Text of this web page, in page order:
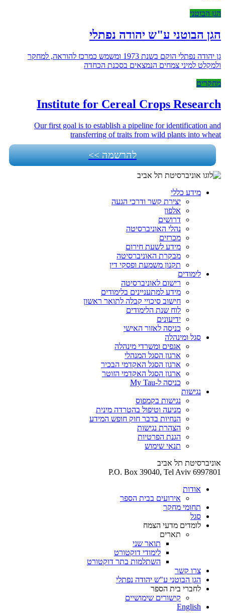
הגן הבוטני
הגן הבוטני ע"ש יהודה נפתלי
גן יהודה נפתלי הוקם בשנת 1973 ומשמש כמרכז להוראה, למחקר
ולמקלט למיני צמחים הנמצאים בסכנת הכחדה
מחקרים
Institute for Cereal Crops Research
Our first goal is to establish a pipeline for identification and
transferring of traits from wild plants into wheat
להרשמה >>
מידע כללי
יצירת קשר ודרכי הגעה
אלפון
דרושים
נהלי האוניברסיטה
מכרזים
מידע לשעת חירום
מבקרת האוניברסיטה
תקנון משמעת ופסקי דין
לימודים
רישום לאוניברסיטה
מידע למתעניינים בלימודים
חישוב סיכויי קבלה לתואר ראשון
לוח שנת הלימודים
ידיעונים
כניסה לאזור האישי
סגל ומינהלה
אגפים ומשרדי מינהלה
ארגון הסגל המנהלי
ארגון הסגל האקדמי הבכיר
ארגון הסגל האקדמי הזוטר
כניסה ל-My Tau
נגישות
נגישות בקמפוס
מניעה וטיפול בהטרדה מינית
הנחיות בדבר חוק חופש המידע
הצהרת נגישות
הגנת הפרטיות
תנאי שימוש
אוניברסיטת תל אביב
P.O. Box 39040, Tel Aviv 6997801
אודות
אירועים בבית הספר
תחומי מחקר
סגל
לומדים מדעי הצמח
תארים
תואר שני
לימודי דוקטורט
השתלמות בתר דוקטורט
צרו קשר
הגן הבוטני ע"ש יהודה נפתלי
לחברי בית הספר
קישורים שימושיים
English